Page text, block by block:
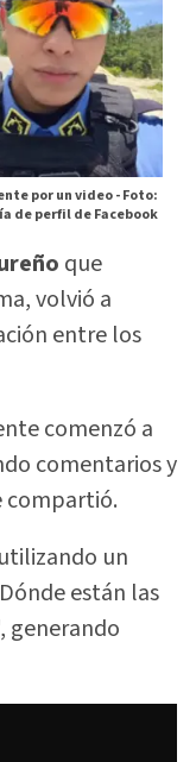
por un video -Foto:
de perfil de Facebook
que
volvió a
entre los
comenzó a
comentarios y
compartió.
un
están las
generando